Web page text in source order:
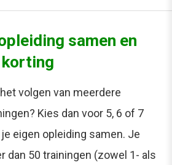
samen en
korting
volgen van meerdere
Kies dan voor 5, 6 of 7
eigen opleiding samen. Je
dan 50 trainingen (zowel 1- als